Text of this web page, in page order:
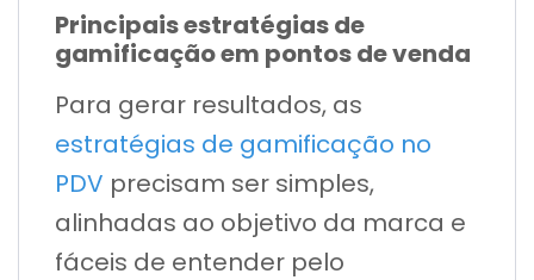
Principais estratégias de
gamificação em pontos de venda
Para gerar resultados, as
estratégias de gamificação no
PDV precisam ser simples,
alinhadas ao objetivo da marca e
fáceis de entender pelo